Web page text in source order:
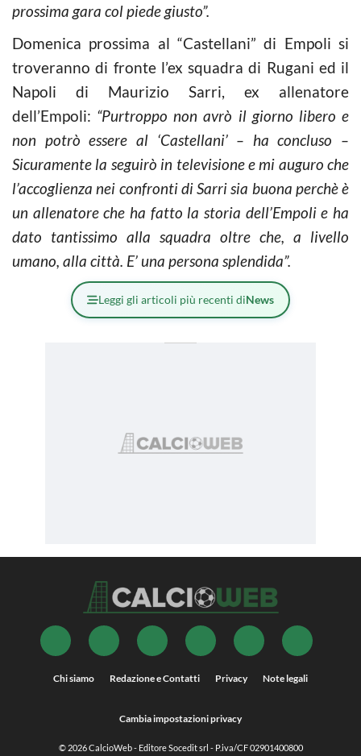
prossima gara col piede giusto”.
Domenica prossima al “Castellani” di Empoli si
troveranno di fronte l’ex squadra di Rugani ed il
Napoli di Maurizio Sarri, ex allenatore
dell’Empoli: “Purtroppo non avrò il giorno libero e
non potrò essere al ‘Castellani’ – ha concluso –
Sicuramente la seguirò in televisione e mi auguro che
l’accoglienza nei confronti di Sarri sia buona perchè è
un allenatore che ha fatto la storia dell’Empoli e ha
dato tantissimo alla squadra oltre che, a livello
umano, alla città. E’ una persona splendida”.
Leggi gli articoli più recenti diNews
Chi siamo Redazione e Contatti Privacy Note legali
Cambia impostazioni privacy
© 2026CalcioWeb- Editore Socedit srl - P.iva/CF 02901400800